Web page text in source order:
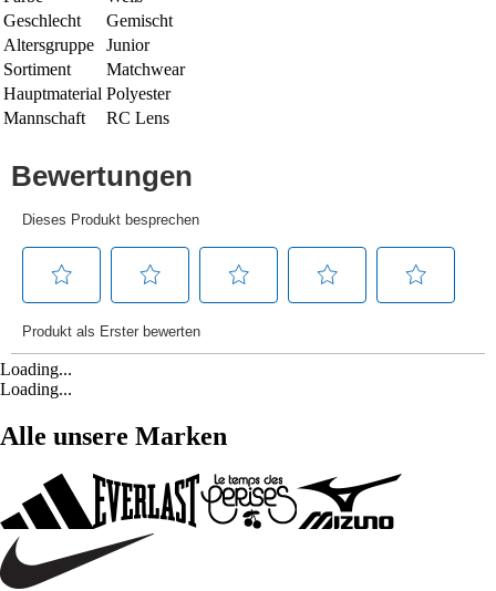
Geschlecht
Gemischt
Altersgruppe
Junior
Sortiment
Matchwear
Hauptmaterial Polyester
Mannschaft
RC Lens
Loading...
Loading...
Alle unsere Marken